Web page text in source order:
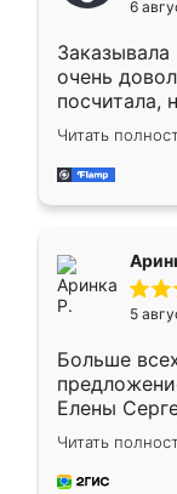
мебели6
Заказывала
очень
посчитала,
Замерщик
делу со
за день,
Читать
5
Больше
Елены
короткие
для замера
предложил
Читать